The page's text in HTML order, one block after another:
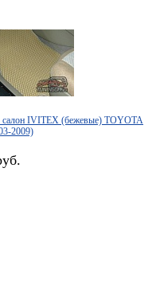
салон IVITEX (бежевые) TOYOTA
2009)